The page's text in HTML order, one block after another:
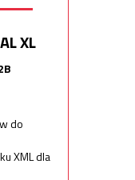
XL
do
XML dla